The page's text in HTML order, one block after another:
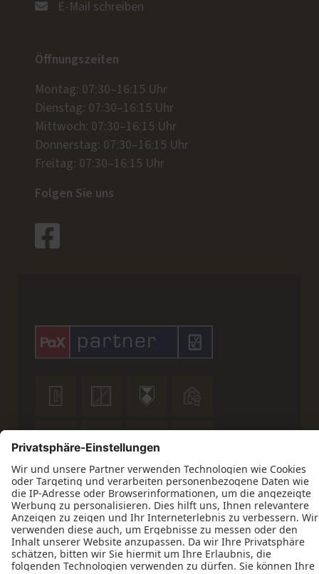
E-Mail schreiben
Öffnungszeiten
Montag: 07:30–16:15 Uhr
Dienstag: 07:30–16:15 Uhr
Mittwoch: 07:30–16:15 Uhr
Donnerstag: 07:30–16:15 Uhr
Freitag: 07:30–16:15 Uhr
Folgen Sie uns
  
  
 